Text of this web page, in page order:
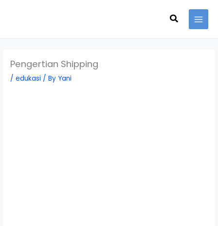
Search
Pengertian Shipping
/edukasi / ByYani